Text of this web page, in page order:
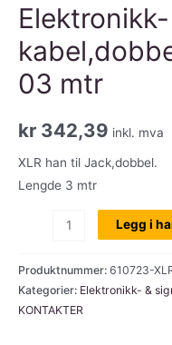
Elektronikk-
03 mtr
kr 342,39 inkl. mva
XLR han til Jack,dobbel.
Lengde 3 mtr
Elektronikk-
kabel,dobbel_XLR-
han-
Jack,
03
Legg i
Produktnummer: 610723-
Kategorier: Elektronikk- &
KONTAKTER